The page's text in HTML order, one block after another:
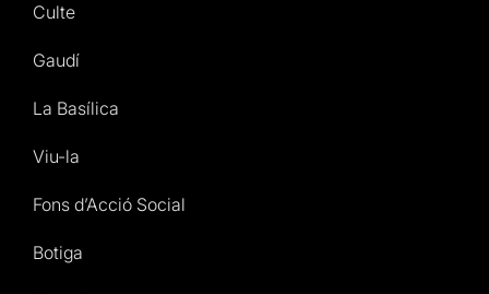
Culte
Gaudí
La Basílica
Viu-la
Fons d’Acció Social
Botiga